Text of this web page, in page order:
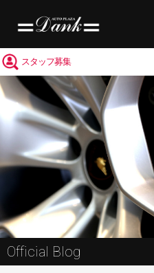
スタッフ募集
Official Blog